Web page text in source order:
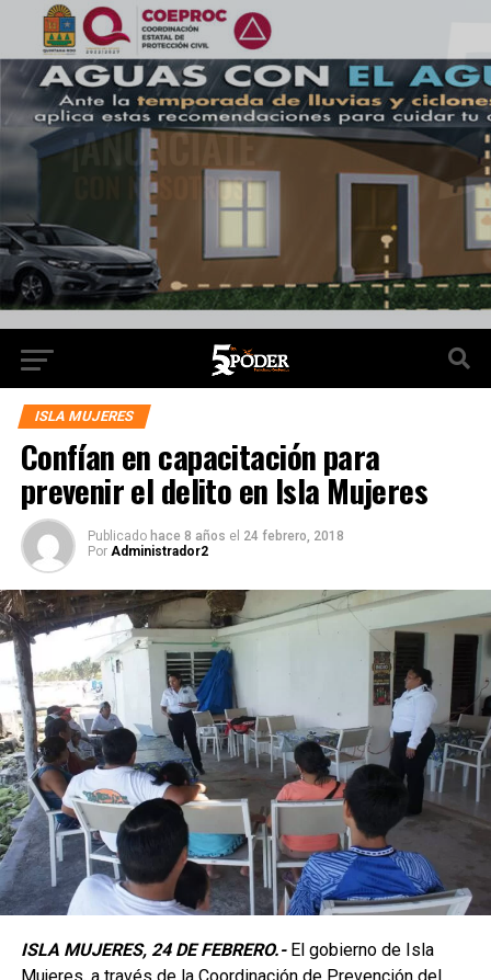
ISLA MUJERES
Confían en capacitación para
prevenir el delito en Isla Mujeres
Publicado hace 8 años el 24 febrero, 2018
Por Administrador2
ISLA MUJERES, 24 DE FEBRERO.- El gobierno de Isla